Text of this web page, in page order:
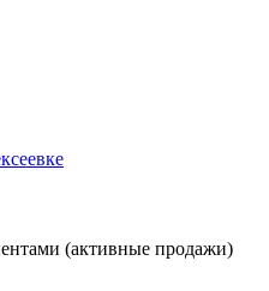
(активные продажи)